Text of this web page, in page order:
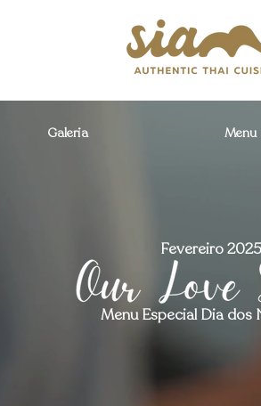
Fevereiro 2025
Menu Especial Dia dos
Galeria Menu